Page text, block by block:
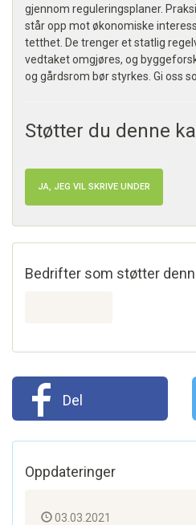
gjennom reguleringsplaner.
står opp mot økonomiske
tetthet. De trenger et statlig
vedtaket omgjøres, og
og gårdsrom bør styrkes. Gi oss
Støtter du denne
JA, JEG VIL SKRIVE UNDER
Bedrifter som støtter
Del
Oppdateringer
03.03.2021